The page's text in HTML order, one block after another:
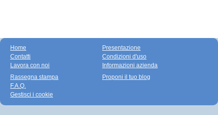
Home
Contatti
Lavora con noi
Presentazione
Condizioni d'uso
Informazioni azienda
Rassegna stampa
F.A.Q.
Gestisci i cookie
Proponi il tuo blog